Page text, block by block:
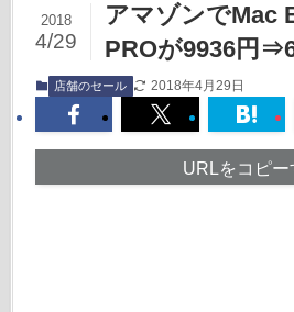
アマゾンでMac
PROが9936円
2018
4/29
店舗のセール 2018年4月29日
URLをコピー